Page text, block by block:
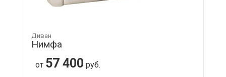
Диван
Нимфа
от 57 400 руб.